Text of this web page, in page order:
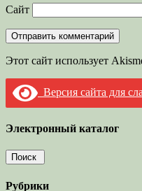
Сайт
Этот сайт использует
Версия сайта для
Электронный каталог
Рубрики